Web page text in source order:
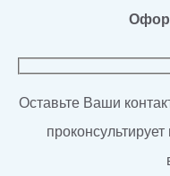
Оставьте Ваши